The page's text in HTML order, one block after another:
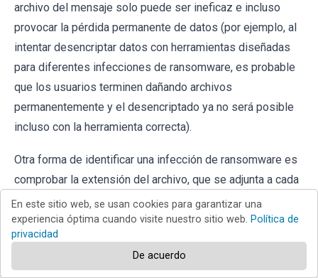
archivo del mensaje solo puede ser ineficaz e incluso
provocar la pérdida permanente de datos (por ejemplo, al
intentar desencriptar datos con herramientas diseñadas
para diferentes infecciones de ransomware, es probable
que los usuarios terminen dañando archivos
permanentemente y el desencriptado ya no será posible
incluso con la herramienta correcta).
Otra forma de identificar una infección de ransomware es
comprobar la extensión del archivo, que se adjunta a cada
archivo encriptado. Las infecciones de ransomware a
menudo se nombran por las extensiones que agregan
(consulte los archivos encriptados por Qewe ransomware
En este sitio web, se usan cookies para garantizar una
experiencia óptima cuando visite nuestro sitio web. Política de
privacidad
De acuerdo